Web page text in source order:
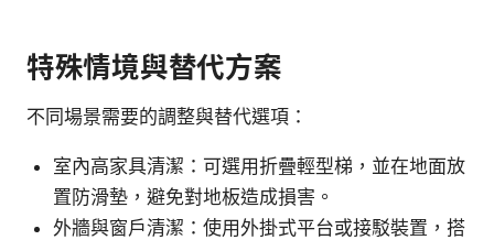
特殊情境與替代方案
不同場景需要的調整與替代選項：
室內高家具清潔：可選用折疊輕型梯，並在地面放
置防滑墊，避免對地板造成損害。
外牆與窗戶清潔：使用外掛式平台或接駁裝置，搭